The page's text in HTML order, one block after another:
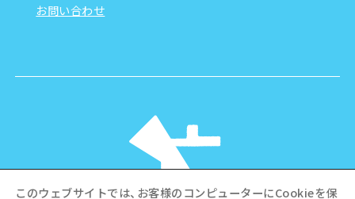
お問い合わせ
このウェブサイトでは、お客様のコンピューターにCookieを保